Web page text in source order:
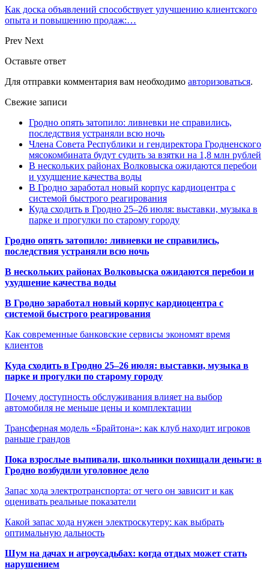
Как доска объявлений способствует улучшению клиентского
опыта и повышению продаж:…
Prev Next
Оставьте ответ
Для отправки комментария вам необходимо авторизоваться.
Свежие записи
Гродно опять затопило: ливневки не справились,
последствия устраняли всю ночь
Члена Совета Республики и гендиректора Гродненского
мясокомбината будут судить за взятки на 1,8 млн рублей
В нескольких районах Волковыска ожидаются перебои
и ухудшение качества воды
В Гродно заработал новый корпус кардиоцентра с
системой быстрого реагирования
Куда сходить в Гродно 25–26 июля: выставки, музыка в
парке и прогулки по старому городу
Гродно опять затопило: ливневки не справились,
последствия устраняли всю ночь
В нескольких районах Волковыска ожидаются перебои и
ухудшение качества воды
В Гродно заработал новый корпус кардиоцентра с
системой быстрого реагирования
Как современные банковские сервисы экономят время
клиентов
Куда сходить в Гродно 25–26 июля: выставки, музыка в
парке и прогулки по старому городу
Почему доступность обслуживания влияет на выбор
автомобиля не меньше цены и комплектации
Трансферная модель «Брайтона»: как клуб находит игроков
раньше грандов
Пока взрослые выпивали, школьники похищали деньги: в
Гродно возбудили уголовное дело
Запас хода электротранспорта: от чего он зависит и как
оценивать реальные показатели
Какой запас хода нужен электроскутеру: как выбрать
оптимальную дальность
Шум на дачах и агроусадьбах: когда отдых может стать
нарушением